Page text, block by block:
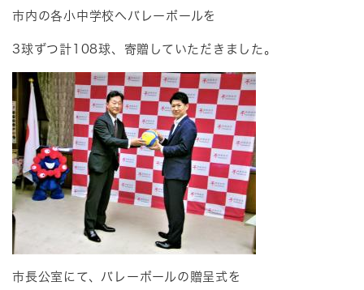
市内の各小中学校へバレーボールを
3球ずつ計108球、寄贈していただきました。
市長公室にて、バレーボールの贈呈式を